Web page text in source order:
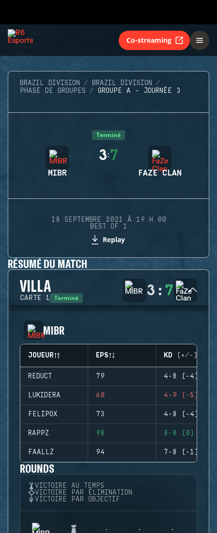
Co-streaming
BRAZIL DIVISION
BRAZIL DIVISION
PHASE DE GROUPES
GROUPE A - JOURNÉE 3
Terminé
MIBR
3:7
FAZE CLAN
18 SEPTEMBRE 2021 À 19 H 00
BEST OF 1
Replay
RÉSUMÉ DU MATCH
VILLA
CARTE 1 Terminé 3 : 7
MIBR
JOUEUR EPS KD (+/-)
REDUCT 79 4-8 (-4)
LUKIDERA 60 4-9 (-5)
FELIPOX 73 4-8 (-4)
RAPPZ 98 8-8 (0)
FAALLZ 94 7-8 (-1)
ROUNDS
VICTOIRE AU TEMPS
VICTOIRE PAR ÉLIMINATION
VICTOIRE PAR OBJECTIF